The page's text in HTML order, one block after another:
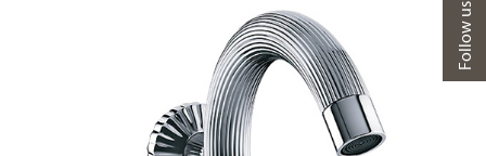
Follow us